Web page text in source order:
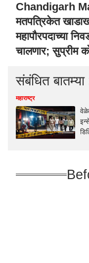
Chandigarh
मतपत्रिकेत
महापौरपदाच्या
चालणार; सुप्रीम
संबंधित
महाराष्ट्र